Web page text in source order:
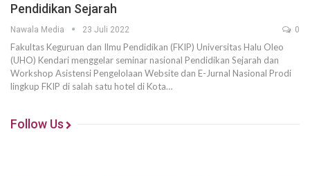
Pendidikan Sejarah
Nawala Media 23 Juli 2022 0
Fakultas Keguruan dan Ilmu Pendidikan (FKIP) Universitas Halu Oleo
(UHO) Kendari menggelar seminar nasional Pendidikan Sejarah dan
Workshop Asistensi Pengelolaan Website dan E-Jurnal Nasional Prodi
lingkup FKIP di salah satu hotel di Kota…
Follow Us